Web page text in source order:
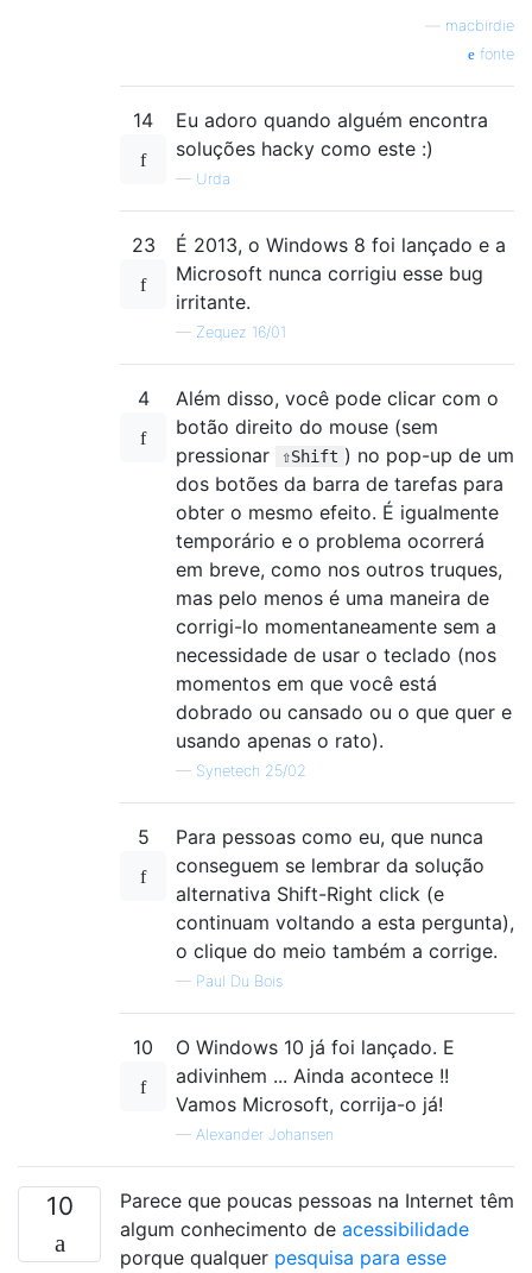
macbirdie
fonte
14
Eu adoro quando alguém encontra
soluções hacky como este :)
— Urda
23
É 2013, o Windows 8 foi lançado e a
Microsoft nunca corrigiu esse bug
irritante.
— Zequez 16/01
4
Além disso, você pode clicar com o
botão direito do mouse (sem
pressionar
⇧Shift ) no pop-up de um
dos botões da barra de tarefas para
obter o mesmo efeito. É igualmente
temporário e o problema ocorrerá
em breve, como nos outros truques,
mas pelo menos é uma maneira de
corrigi-lo momentaneamente sem a
necessidade de usar o teclado (nos
momentos em que você está
dobrado ou cansado ou o que quer e
usando apenas o rato).
— Synetech 25/02
5
Para pessoas como eu, que nunca
conseguem se lembrar da solução
alternativa Shift-Right click (e
continuam voltando a esta pergunta),
o clique do meio também a corrige.
— Paul Du Bois
10
O Windows 10 já foi lançado. E
adivinhem ... Ainda acontece !!
Vamos Microsoft, corrija-o já!
— Alexander Johansen
10
Parece que poucas pessoas na Internet têm
algum conhecimento de acessibilidade
porque qualquer pesquisa para esse